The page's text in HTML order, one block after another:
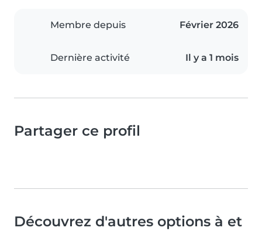
Membre depuis Février 2026
Dernière activité Il y a 1 mois
Partager ce profil
Découvrez d'autres options à et